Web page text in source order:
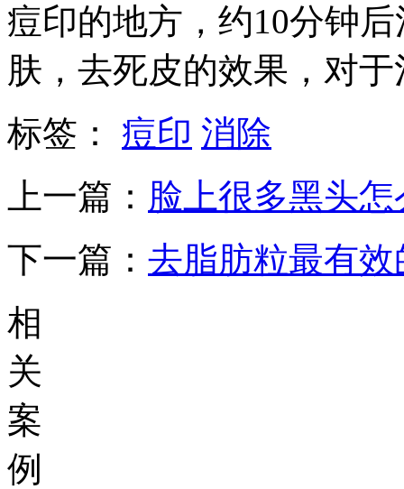
痘印的地方，约10分钟
肤，去死皮的效果，对
标签： 痘印 消除
上一篇： 脸上很多黑头
下一篇： 去脂肪粒最有效
相
关
案
例